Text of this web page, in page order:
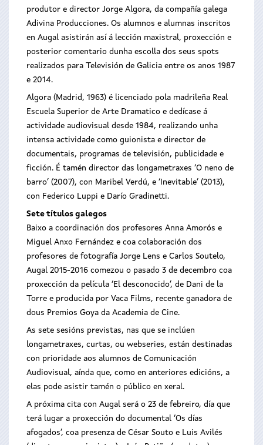
produtor e director Jorge Algora, da compañía galega
Adivina Producciones. Os alumnos e alumnas inscritos
en Augal asistirán así á lección maxistral, proxección e
posterior comentario dunha escolla dos seus spots
realizados para Televisión de Galicia entre os anos 1987
e 2014.
Algora (Madrid, 1963) é licenciado pola madrileña Real
Escuela Superior de Arte Dramatico e dedícase á
actividade audiovisual desde 1984, realizando unha
intensa actividade como guionista e director de
documentais, programas de televisión, publicidade e
ficción. É tamén director das longametraxes ‘O neno de
barro’ (2007), con Maribel Verdú, e ‘Inevitable’ (2013),
con Federico Luppi e Darío Gradinetti.
Sete títulos galegos
Baixo a coordinación dos profesores Anna Amorós e
Miguel Anxo Fernández e coa colaboración dos
profesores de fotografía Jorge Lens e Carlos Soutelo,
Augal 2015-2016 comezou o pasado 3 de decembro coa
proxección da película ‘El desconocido’, de Dani de la
Torre e producida por Vaca Films, recente ganadora de
dous Premios Goya da Academia de Cine.
As sete sesións previstas, nas que se inclúen
longametraxes, curtas, ou webseries, están destinadas
con prioridade aos alumnos de Comunicación
Audiovisual, aínda que, como en anteriores edicións, a
elas pode asistir tamén o público en xeral.
A próxima cita con Augal será o 23 de febreiro, día que
terá lugar a proxección do documental ‘Os días
afogados’, coa presenza de César Souto e Luis Avilés